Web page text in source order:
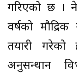
गरिएको छ ।
वर्षको
तयारी गरेको
अनुसन्धान